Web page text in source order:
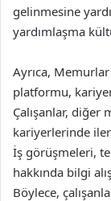
gelinmesine
yardımlaşma
Ayrıca,
platformu,
Çalışanlar, diğer
kariyerlerinde
İş görüşmeleri,
hakkında bilgi
Böylece,